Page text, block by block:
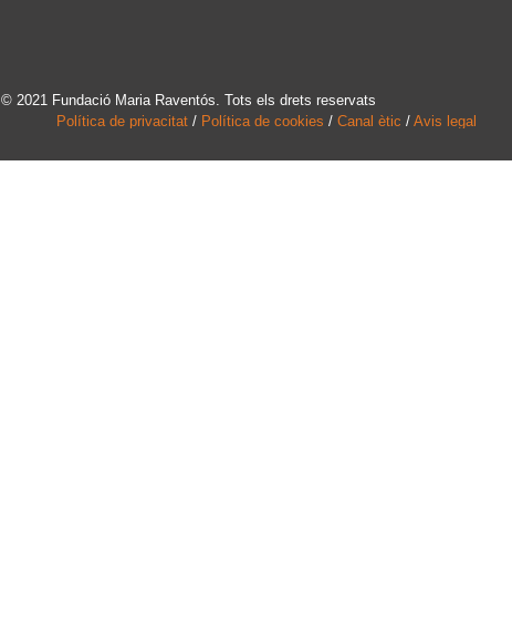
© 2021 Fundació Maria Raventós. Tots els drets reservats
Política de privacitat / Política de cookies / Canal ètic / Avis legal